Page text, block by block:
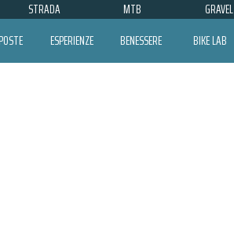
STRADA MTB GRAVEL
ESPERIENZE BENESSERE BIKE LAB